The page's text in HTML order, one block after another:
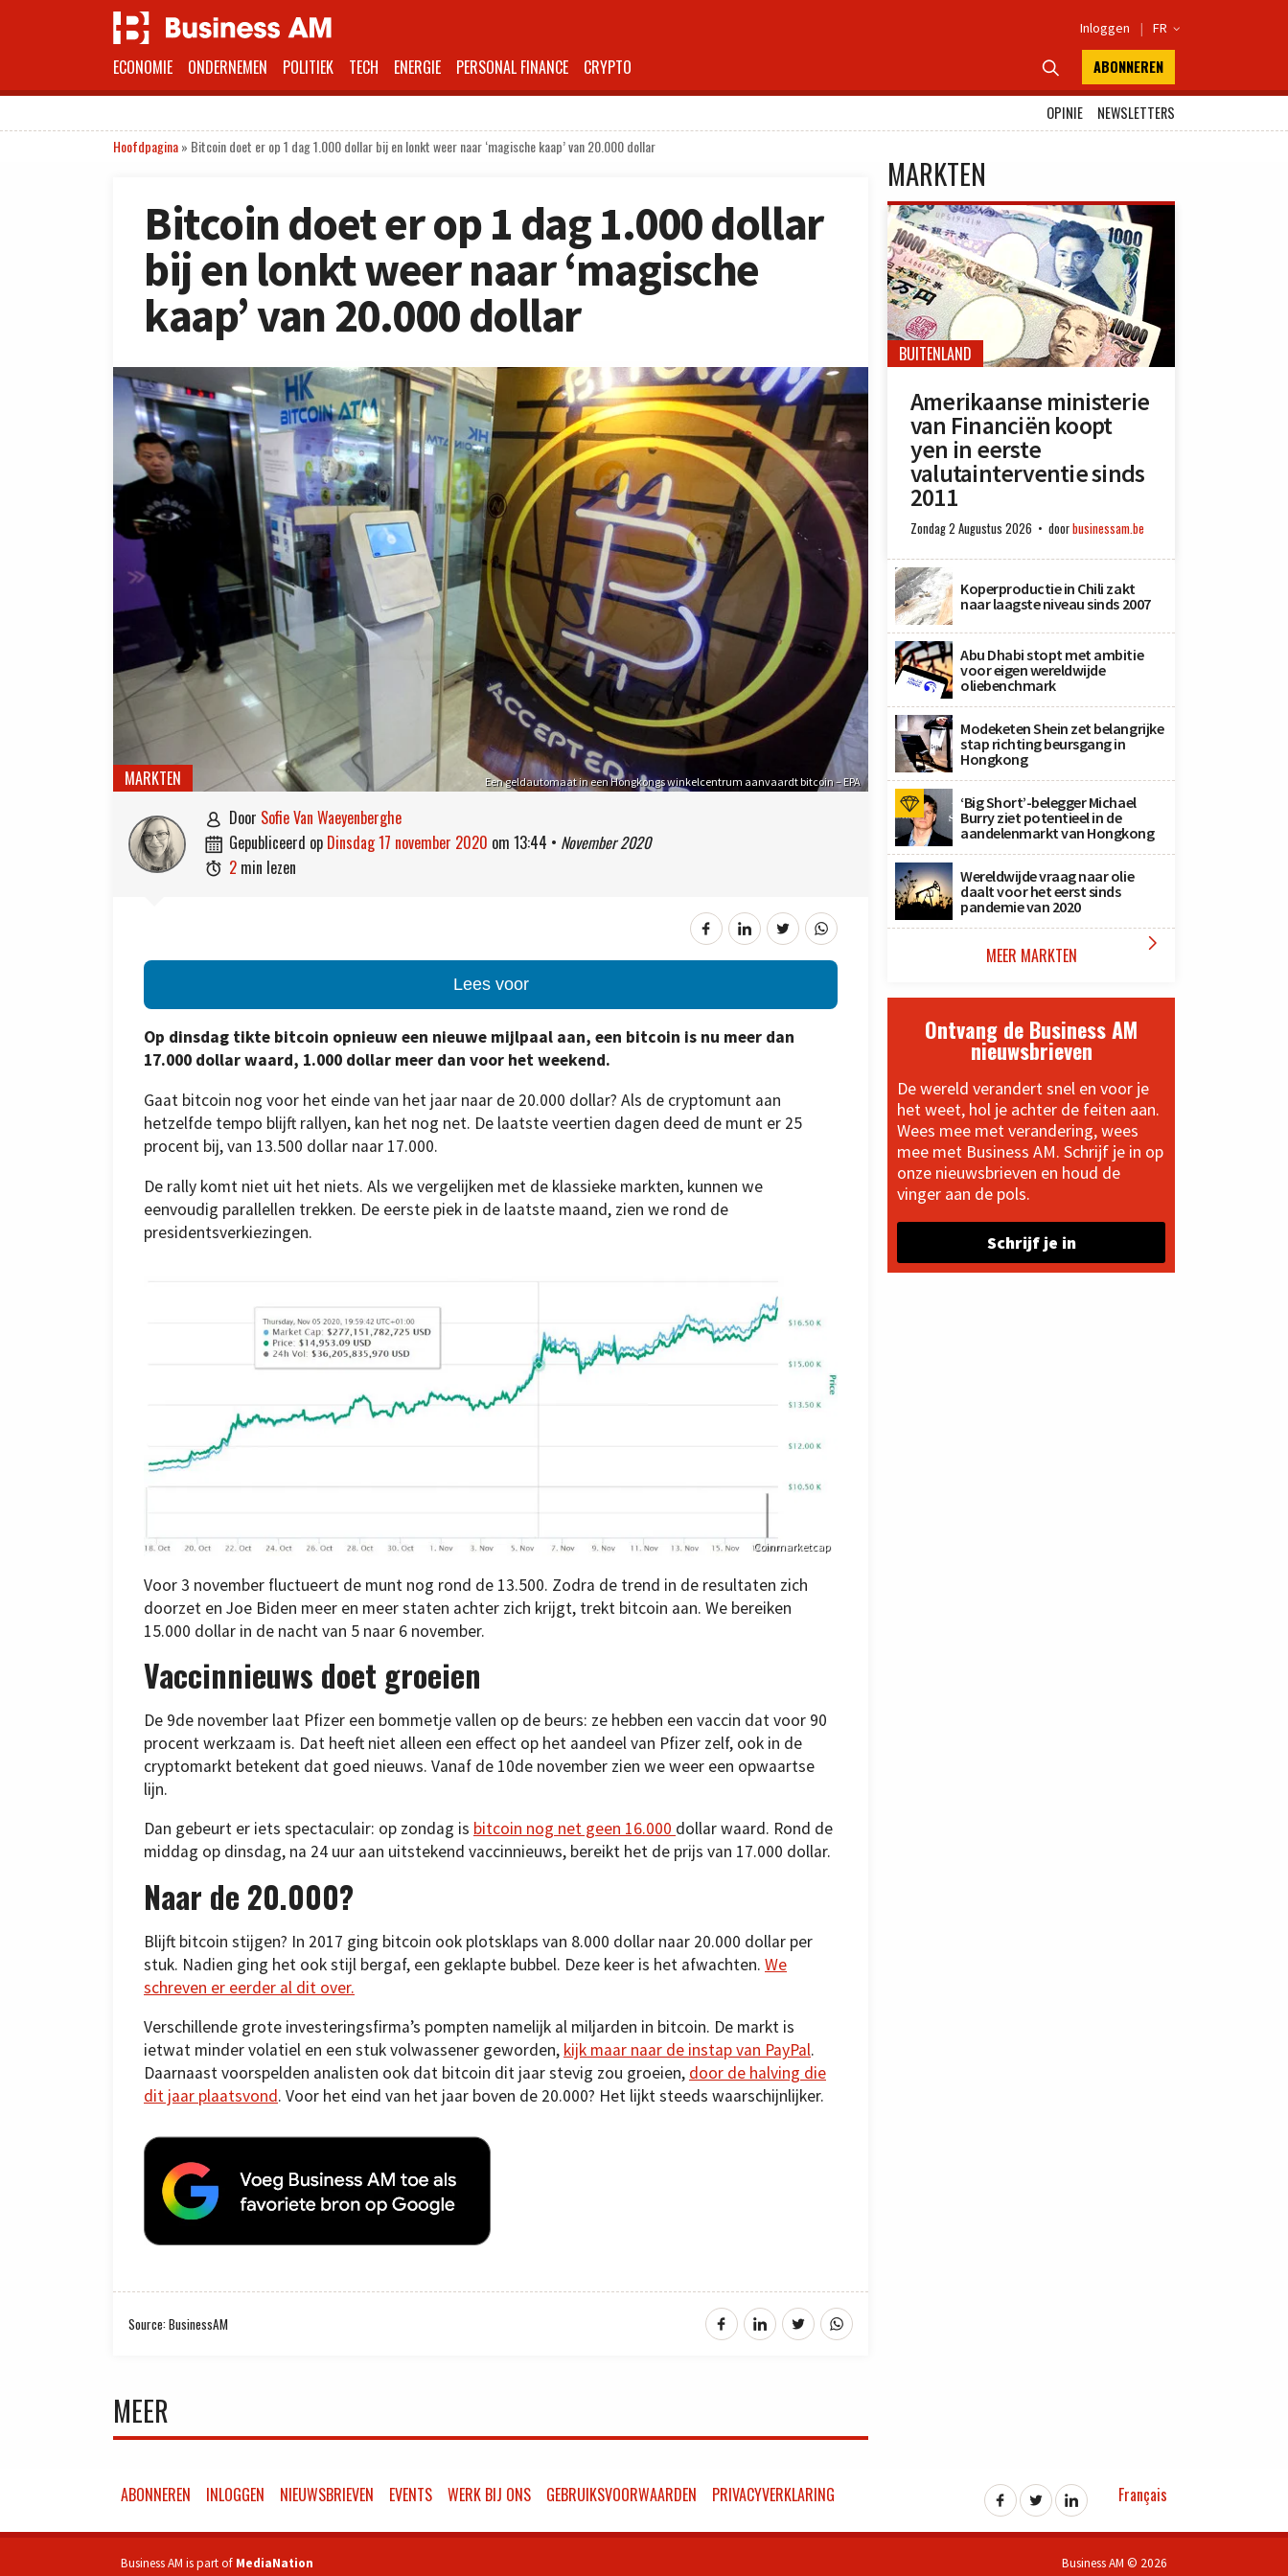
Inloggen | FR 
ECONOMIE ONDERNEMEN POLITIEK TECH ENERGIE PERSONAL FINANCE CRYPTO  ABONNEREN
OPINIE
NEWSLETTERS
Hoofdpagina» Bitcoin doet er op 1 dag 1.000 dollar bij en lonkt weer naar ‘magische kaap’ van 20.000 dollar
Bitcoin doet er op 1 dag 1.000 dollar
bij en lonkt weer naar ‘magische
kaap’ van 20.000 dollar
Een geldautomaat in een Hongkongs winkelcentrum aanvaardt bitcoin – EPA
MARKTEN
 door Sofie Van Waeyenberghe
 gepubliceerd op dinsdag 17 november 2020 om 13:44 • November 2020
 2 min lezen
Lees voor
Op dinsdag tikte bitcoin opnieuw een nieuwe mijlpaal aan, een bitcoin is nu meer dan
17.000 dollar waard, 1.000 dollar meer dan voor het weekend.
Gaat bitcoin nog voor het einde van het jaar naar de 20.000 dollar? Als de cryptomunt aan
hetzelfde tempo blijft rallyen, kan het nog net. De laatste veertien dagen deed de munt er 25
procent bij, van 13.500 dollar naar 17.000.
De rally komt niet uit het niets. Als we vergelijken met de klassieke markten, kunnen we
eenvoudig parallellen trekken. De eerste piek in de laatste maand, zien we rond de
presidentsverkiezingen.
Coinmarketcap
Voor 3 november fluctueert de munt nog rond de 13.500. Zodra de trend in de resultaten zich
doorzet en Joe Biden meer en meer staten achter zich krijgt, trekt bitcoin aan. We bereiken
15.000 dollar in de nacht van 5 naar 6 november.
Vaccinnieuws doet groeien
De 9de november laat Pfizer een bommetje vallen op de beurs: ze hebben een vaccin dat voor 90
procent werkzaam is. Dat heeft niet alleen een effect op het aandeel van Pfizer zelf, ook in de
cryptomarkt betekent dat goed nieuws. Vanaf de 10de november zien we weer een opwaartse
lijn.
Dan gebeurt er iets spectaculair: op zondag is bitcoin nog net geen 16.000 dollar waard. Rond de
middag op dinsdag, na 24 uur aan uitstekend vaccinnieuws, bereikt het de prijs van 17.000 dollar.
Naar de 20.000?
Blijft bitcoin stijgen? In 2017 ging bitcoin ook plotsklaps van 8.000 dollar naar 20.000 dollar per
stuk. Nadien ging het ook stijl bergaf, een geklapte bubbel. Deze keer is het afwachten. We
schreven er eerder al dit over.
Verschillende grote investeringsfirma’s pompten namelijk al miljarden in bitcoin. De markt is
ietwat minder volatiel en een stuk volwassener geworden, kijk maar naar de instap van PayPal.
Daarnaast voorspelden analisten ook dat bitcoin dit jaar stevig zou groeien, door de halving die
dit jaar plaatsvond. Voor het eind van het jaar boven de 20.000? Het lijkt steeds waarschijnlijker.
Source: BusinessAM
MEER
MARKTEN
BUITENLAND
Amerikaanse ministerie
van Financiën koopt
yen in eerste
valutainterventie sinds
2011
Zondag 2 Augustus 2026 doorbusinessam.be
Koperproductie in Chili zakt
naar laagste niveau sinds 2007
Abu Dhabi stopt met ambitie
voor eigen wereldwijde
oliebenchmark
Modeketen Shein zet belangrijke
stap richting beursgang in
Hongkong
‘Big Short’-belegger Michael
Burry ziet potentieel in de
aandelenmarkt van Hongkong
Wereldwijde vraag naar olie
daalt voor het eerst sinds
pandemie van 2020
MEER MARKTEN 
Ontvang de Business AM
nieuwsbrieven
De wereld verandert snel en voor je
het weet, hol je achter de feiten aan.
Wees mee met verandering, wees
mee met Business AM. Schrijf je in op
onze nieuwsbrieven en houd de
vinger aan de pols.
Schrijf je in
ABONNEREN INLOGGEN NIEUWSBRIEVEN EVENTS WERK BIJ ONS GEBRUIKSVOORWAARDEN PRIVACYVERKLARING Français
Business AM is part of MediaNation Business AM © 2026